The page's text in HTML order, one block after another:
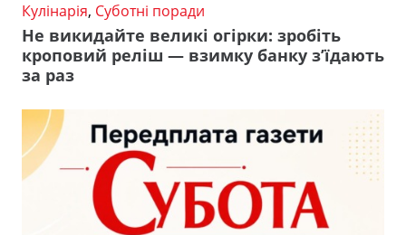
Кулінарія, Суботні поради
Не викидайте великі огірки: зробіть
кроповий реліш — взимку банку з’їдають
за раз